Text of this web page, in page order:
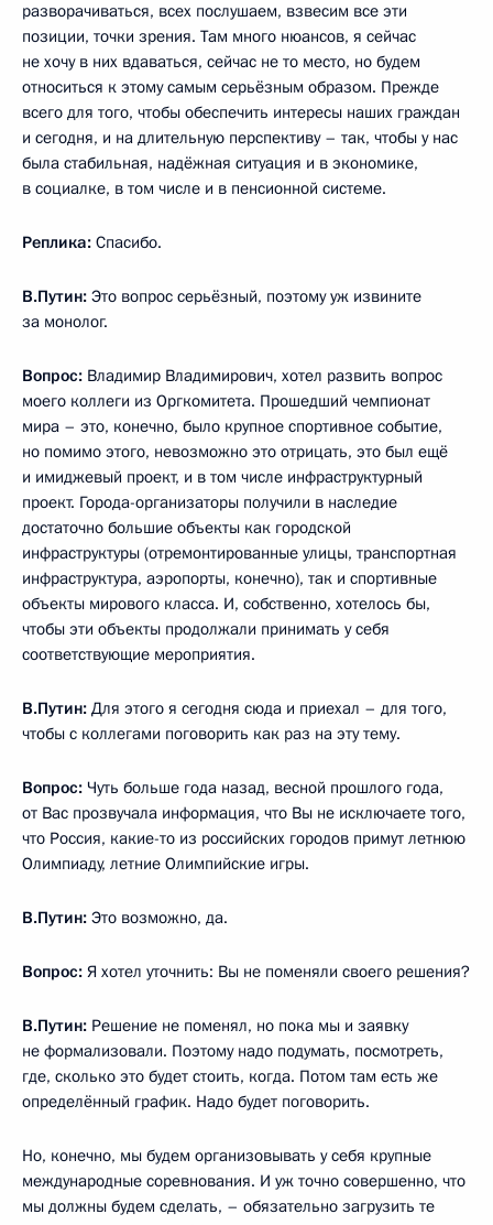
разворачиваться, всех послушаем, взвесим все эти
позиции, точки зрения. Там много нюансов, я сейчас
не хочу в них вдаваться, сейчас не то место, но будем
относиться к этому самым серьёзным образом. Прежде
всего для того, чтобы обеспечить интересы наших граждан
и сегодня, и на длительную перспективу – так, чтобы у нас
была стабильная, надёжная ситуация и в экономике,
в социалке, в том числе и в пенсионной системе.
Реплика: Спасибо.
В.Путин: Это вопрос серьёзный, поэтому уж извините
за монолог.
Вопрос: Владимир Владимирович, хотел развить вопрос
моего коллеги из Оргкомитета. Прошедший чемпионат
мира – это, конечно, было крупное спортивное событие,
но помимо этого, невозможно это отрицать, это был ещё
и имиджевый проект, и в том числе инфраструктурный
проект. Города-организаторы получили в наследие
достаточно большие объекты как городской
инфраструктуры (отремонтированные улицы, транспортная
инфраструктура, аэропорты, конечно), так и спортивные
объекты мирового класса. И, собственно, хотелось бы,
чтобы эти объекты продолжали принимать у себя
соответствующие мероприятия.
В.Путин: Для этого я сегодня сюда и приехал – для того,
чтобы с коллегами поговорить как раз на эту тему.
Вопрос: Чуть больше года назад, весной прошлого года,
от Вас прозвучала информация, что Вы не исключаете того,
что Россия, какие-то из российских городов примут летнюю
Олимпиаду, летние Олимпийские игры.
В.Путин: Это возможно, да.
Вопрос: Я хотел уточнить: Вы не поменяли своего решения?
В.Путин: Решение не поменял, но пока мы и заявку
не формализовали. Поэтому надо подумать, посмотреть,
где, сколько это будет стоить, когда. Потом там есть же
определённый график. Надо будет поговорить.
Но, конечно, мы будем организовывать у себя крупные
международные соревнования. И уж точно совершенно, что
мы должны будем сделать, – обязательно загрузить те